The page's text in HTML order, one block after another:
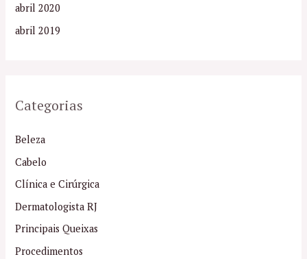
abril 2020
abril 2019
Categorias
Beleza
Cabelo
Clínica e Cirúrgica
Dermatologista RJ
Principais Queixas
Procedimentos